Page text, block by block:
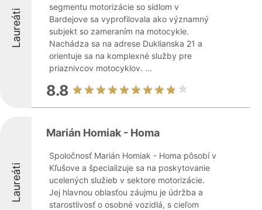
Laureáti
segmentu motorizácie so sídlom v
Bardejove sa vyprofilovala ako významný
subjekt so zameraním na motocykle.
Nachádza sa na adrese Duklianska 21 a
orientuje sa na komplexné služby pre
priaznivcov motocyklov. ...
8.8
Laureáti
Marián Homiak - Homa
Spoločnosť Marián Homiak - Homa pôsobí v
Kľušove a špecializuje sa na poskytovanie
ucelených služieb v sektore motorizácie.
Jej hlavnou oblasťou záujmu je údržba a
starostlivosť o osobné vozidlá, s cieľom